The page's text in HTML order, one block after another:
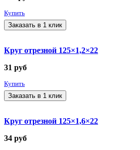
Купить
Заказать в 1 клик
Круг отрезной 125×1,2×22
31 руб
Купить
Заказать в 1 клик
Круг отрезной 125×1,6×22
34 руб